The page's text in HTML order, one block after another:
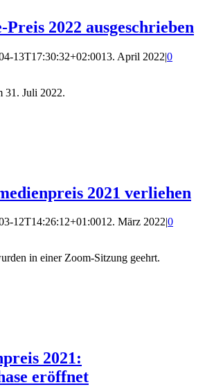
2022 ausgeschrieben
13T17:30:32+02:0013. April 2022|0
31. Juli 2022.
2021 verliehen
12T14:26:12+01:0012. März 2022|0
in einer Zoom-Sitzung geehrt.
2021:
eröffnet